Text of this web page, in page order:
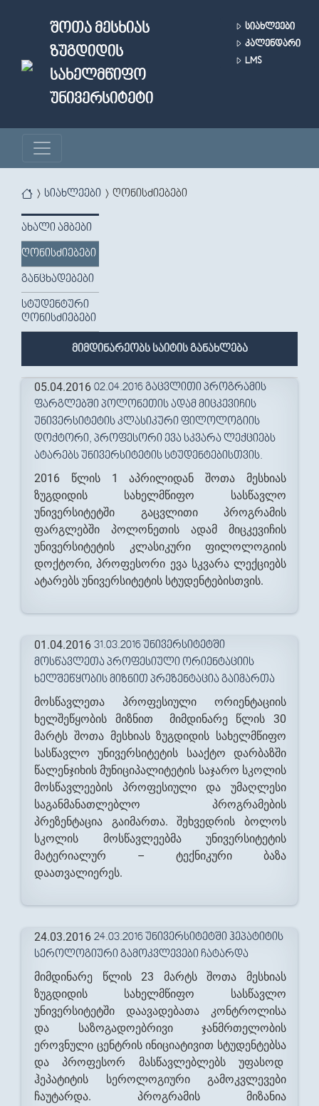
ᲨᲝᲗᲐ ᲛᲔᲡᲮᲘᲐᲡ
ᲖᲣᲒᲓᲘᲓᲘᲡ
ᲡᲐᲮᲔᲚᲛᲬᲘᲤᲝ
ᲣᲜᲘᲕᲔᲠᲡᲘᲢᲔᲢᲘ
ᲡᲘᲐᲮᲚᲔᲔᲑᲘ
ᲙᲐᲚᲔᲜᲓᲐᲠᲘ
LMS
You are here
სიახლეები ღონისძიებები
ᲐᲮᲐᲚᲘ ᲐᲛᲑᲔᲑᲘ
ᲦᲝᲜᲘᲡᲫᲘᲔᲑᲔᲑᲘ
ᲒᲐᲜᲪᲮᲐᲓᲔᲑᲔᲑᲘ
ᲡᲢᲣᲓᲔᲜᲢᲣᲠᲘ
ᲦᲝᲜᲘᲡᲫᲘᲔᲑᲔᲑᲘ
მიმდინარეობს საიტის განახლება
05.04.2016 02.04.2016 ᲒᲐᲪᲕᲚᲘᲗᲘ ᲞᲠᲝᲒᲠᲐᲛᲘᲡ
ᲤᲐᲠᲒᲚᲔᲑᲨᲘ ᲞᲝᲚᲝᲜᲔᲗᲘᲡ ᲐᲓᲐᲛ ᲛᲘᲪᲙᲔᲕᲘᲩᲘᲡ
ᲣᲜᲘᲕᲔᲠᲡᲘᲢᲔᲢᲘᲡ ᲙᲚᲐᲡᲘᲙᲣᲠᲘ ᲤᲘᲚᲝᲚᲝᲒᲘᲘᲡ
ᲓᲝᲥᲢᲝᲠᲘ, ᲞᲠᲝᲤᲔᲡᲝᲠᲘ ᲔᲕᲐ ᲡᲙᲕᲐᲠᲐ ᲚᲔᲥᲪᲘᲔᲑᲡ
ᲐᲢᲐᲠᲔᲑᲡ ᲣᲜᲘᲕᲔᲠᲡᲘᲢᲔᲢᲘᲡ ᲡᲢᲣᲓᲔᲜᲢᲔᲑᲘᲡᲗᲕᲘᲡ.
2016 წლის 1 აპრილიდან შოთა მესხიას
ზუგდიდის სახელმწიფო სასწავლო
უნივერსიტეტში გაცვლითი პროგრამის
ფარგლებში პოლონეთის ადამ მიცკევიჩის
უნივერსიტეტის კლასიკური ფილოლოგიის
დოქტორი, პროფესორი ევა სკვარა ლექციებს
ატარებს უნივერსიტეტის სტუდენტებისთვის.
01.04.2016 31.03.2016 ᲣᲜᲘᲕᲔᲠᲡᲘᲢᲔᲢᲨᲘ
ᲛᲝᲡᲬᲐᲕᲚᲔᲗᲐ ᲞᲠᲝᲤᲔᲡᲘᲣᲚᲘ ᲝᲠᲘᲔᲜᲢᲐᲪᲘᲘᲡ
ᲮᲔᲚᲨᲔᲬᲧᲝᲑᲘᲡ ᲛᲘᲖᲜᲘᲗ ᲞᲠᲔᲖᲔᲜᲢᲐᲪᲘᲐ ᲒᲐᲘᲛᲐᲠᲗᲐ
მოსწავლეთა პროფესიული ორიენტაციის
ხელშეწყობის მიზნით მიმდინარე წლის 30
მარტს შოთა მესხიას ზუგდიდის სახელმწიფო
სასწავლო უნივერსიტეტის სააქტო დარბაზში
წალენჯიხის მუნიციპალიტეტის საჯარო სკოლის
მოსწავლეების პროფესიული და უმაღლესი
საგანმანათლებლო პროგრამების
პრეზენტაცია გაიმართა. შეხვედრის ბოლოს
სკოლის მოსწავლეებმა უნივერსიტეტის
მატერიალურ – ტექნიკური ბაზა
დაათვალიერეს.
24.03.2016 24.03.2016 ᲣᲜᲘᲕᲔᲠᲡᲘᲢᲔᲢᲨᲘ ᲰᲔᲞᲐᲢᲘᲢᲘᲡ
ᲡᲔᲠᲝᲚᲝᲒᲘᲣᲠᲘ ᲒᲐᲛᲝᲙᲕᲚᲔᲕᲔᲑᲘ ᲩᲐᲢᲐᲠᲓᲐ
მიმდინარე წლის 23 მარტს შოთა მესხიას
ზუგდიდის სახელმწიფო სასწავლო
უნივერსიტეტში დაავადებათა კონტროლისა
და საზოგადოებრივი ჯანმრთელობის
ეროვნული ცენტრის ინიციატივით სტუდენტებსა
და პროფესორ მასწავლებლებს უფასოდ
ჰეპატიტის სეროლოგიური გამოკვლევები
ჩაუტარდა. პროგრამის მიზანია